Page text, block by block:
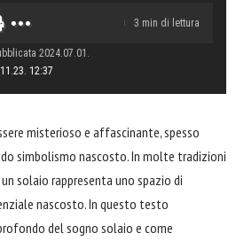
12:37
2024.07.01.
3 min di lettura
misterioso e affascinante, spesso
simbolismo nascosto. In molte tradizioni
solaio rappresenta uno spazio di
nascosto. In questo testo
del sogno solaio e come